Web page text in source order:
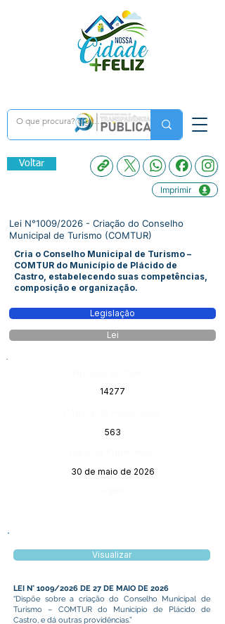
Voltar
Imprimir
Lei N°1009/2026 - Criação do Conselho
Municipal de Turismo (COMTUR)
Cria o Conselho Municipal de Turismo –
COMTUR do Município de Plácido de
Castro, estabelecendo suas competências,
composição e organização.
Legislação
Lei
14277
563
30 de maio de 2026
Visualizar
LEI N° 1009/2026 DE 27 DE MAIO DE 2026
“Dispõe sobre a criação do Conselho Municipal de
Turismo – COMTUR do Município de Plácido de
Castro, e dá outras providências.”